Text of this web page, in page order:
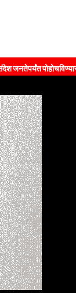
पोहोचविण्यासाठी